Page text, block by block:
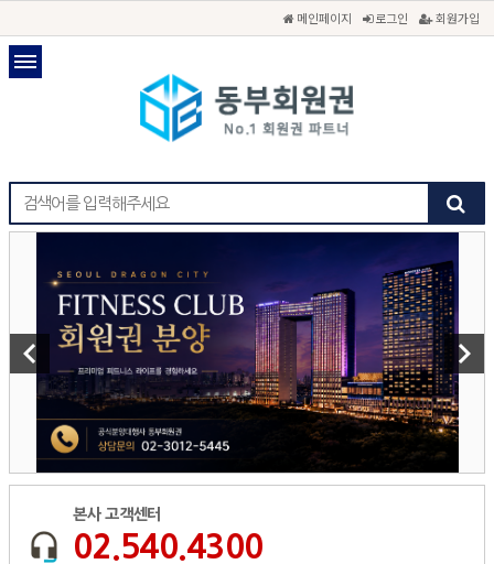
메인페이지 로그인 회원가입
keyboard_arrow_left keyboard_arrow_right
본사 고객센터
02.540.4300